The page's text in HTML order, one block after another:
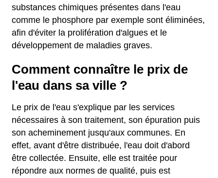
substances chimiques présentes dans l'eau
comme le phosphore par exemple sont éliminées,
afin d'éviter la prolifération d'algues et le
développement de maladies graves.
Comment connaître le prix de
l'eau dans sa ville ?
Le prix de l'eau s'explique par les services
nécessaires à son traitement, son épuration puis
son acheminement jusqu'aux communes. En
effet, avant d'être distribuée, l'eau doit d'abord
être collectée. Ensuite, elle est traitée pour
répondre aux normes de qualité, puis est